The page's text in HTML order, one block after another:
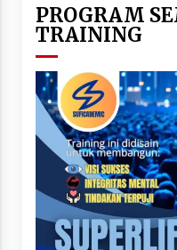
PROGRAM
TRAINING